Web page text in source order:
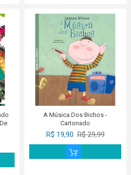
A Música Dos Bichos -
Cartonado
R$ 19,90 R$ 29,99